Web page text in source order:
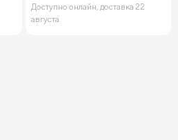
Доступно онлайн, доставка 22
августа